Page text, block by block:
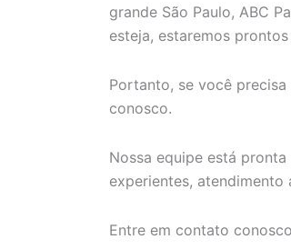
grande São Paulo, ABC
esteja, estaremos
Portanto, se você
conosco.
Nossa equipe está
experientes,
Entre em contato